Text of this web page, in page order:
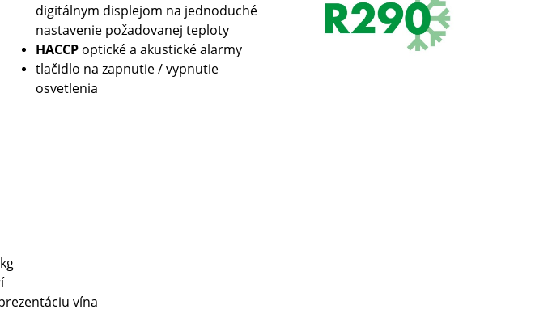
digitálnym displejom na jednoduché
nastavenie požadovanej teploty
HACCP optické a akustické alarmy
tlačidlo na zapnutie / vypnutie
osvetlenia
vína